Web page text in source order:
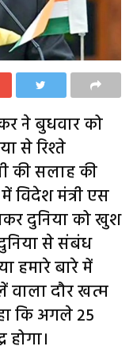
ने बुधवार को
से रिश्ते
की सलाह की
विदेश मंत्री एस
दुनिया को खुश
से संबंध
हमारे बारे में
वाला दौर खत्म
कि अगले 25